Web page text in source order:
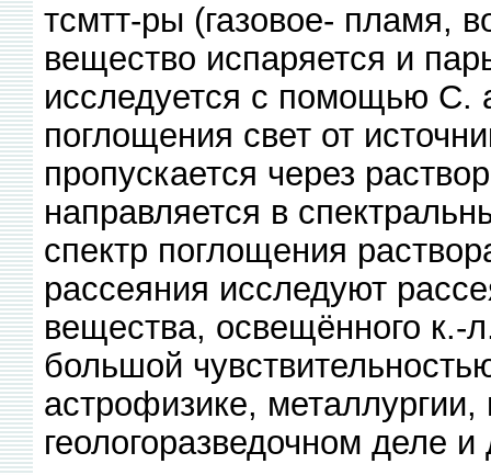
тсмтт-ры (газовое- пламя,
вещество испаряется и
исследуется с помощью С.
поглощения свет от
пропускается через
направляется в
спектр поглощения
рассеяния исследуют
вещества, освещённого к.-
большой
астрофизике,
геологоразведочном деле